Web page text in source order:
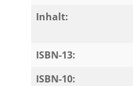
Inhalt:
ISBN-13:
ISBN-10: